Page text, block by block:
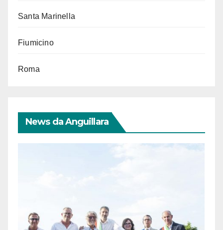
Santa Marinella
Fiumicino
Roma
News da Anguillara